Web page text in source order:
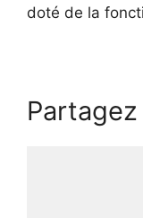
doté de la